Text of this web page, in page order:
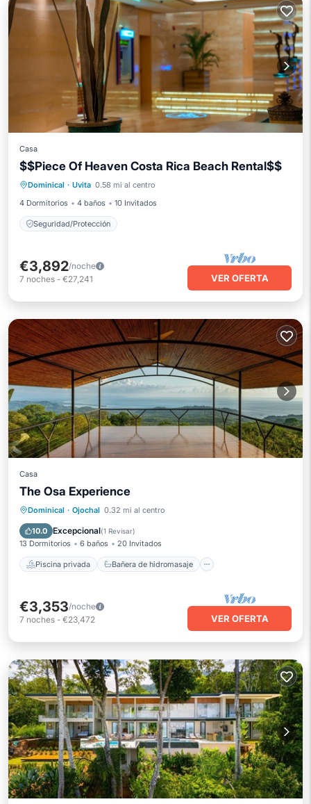
Casa
$$Piece Of Heaven Costa Rica Beach Rental$$
Dominical · Uvita 0.58 mi al centro
4 Dormitorios
4 baños 10 Invitados
Seguridad/Protección
Seguridad/Protección
€3,892/noche
7 noches - €27,241 VER OFERTA
Casa
The Osa Experience
Dominical · Ojochal 0.32 mi al centro
10.0 Excepcional(1 Revisar)
13 Dormitorios 6 baños 20 Invitados
Piscina privada Bañera de hidromasaje
Piscina privada
Bañera de hidromasaje
Aparcamiento
€3,353/noche
7 noches - €23,472 VER OFERTA